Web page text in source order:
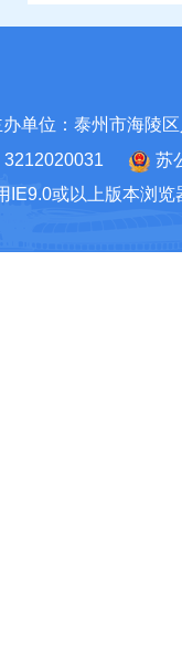
办单位：泰州市海陵
3212020031
苏
IE9.0或以上版本浏览